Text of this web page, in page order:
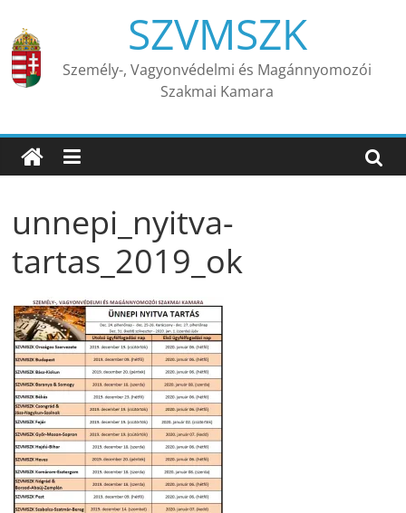
content
SZVMSZK
Személy-, Vagyonvédelmi és Magánnyomozói
Szakmai Kamara
unnepi_nyitva-
tartas_2019_ok